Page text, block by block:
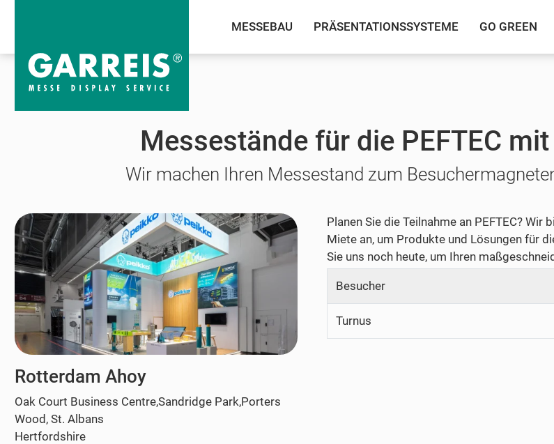
MESSEBAU PRÄSENTATIONSSYSTEME GO GREEN
Messekalender PEFTEC
Messestände für die PEFTEC
Wir machen Ihren Messestand zum
Rotterdam Ahoy
Oak Court Business Centre,Sandridge Park,Porters
Wood, St. Albans
Hertfordshire
Planen Sie die Teilnahme an PEFTEC?
Miete an, um Produkte und Lösungen für
Sie uns noch heute, um Ihren
Besucher
Turnus